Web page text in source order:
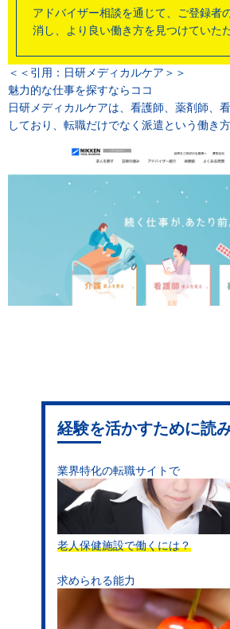
アドバイザー相談を通じて、ご登録者
消し、より良い働き方を見つけていた
＜＜引用：日研メディカルケア＞＞
魅力的な仕事を探すならココ
日研メディカルケアは、看護師、薬剤師、
しており、転職だけでなく派遣という働き方
経験を活かすために読
業界特化の転職サイトで
老人保健施設で働くには？
求められる能力